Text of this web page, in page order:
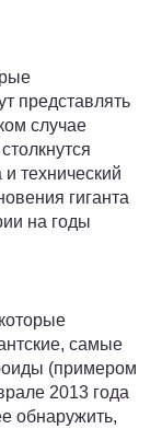
представлять
случае
технический
гиганта
на годы
самые
(примером
2013 года
обнаружить,